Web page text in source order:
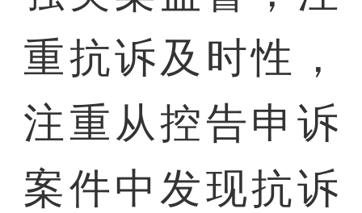
重抗诉及时性，
注重从控告申诉
案件中发现抗诉